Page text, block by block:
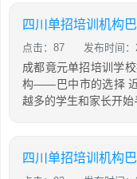
点击：87 发布时间
成都竟元单招培训学
构——巴中市的选择
越多的学生和家长开